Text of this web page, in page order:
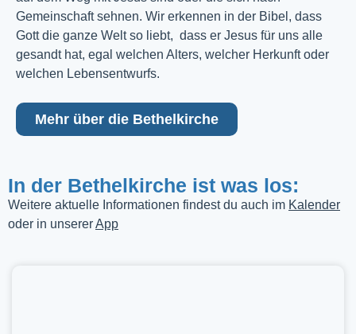
Gemeinschaft sehnen. Wir erkennen in der Bibel, dass
Gott die ganze Welt so liebt, dass er Jesus für uns alle
gesandt hat, egal welchen Alters, welcher Herkunft oder
welchen Lebensentwurfs.
Mehr über die Bethelkirche
In der Bethelkirche ist was los:
Weitere aktuelle Informationen findest du auch im Kalender
oder in unsererApp